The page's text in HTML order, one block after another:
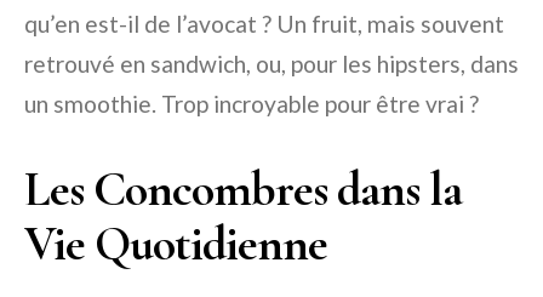
qu’en est-il de l’avocat ? Un fruit, mais souvent
retrouvé en sandwich, ou, pour les hipsters, dans
un smoothie. Trop incroyable pour être vrai ?
Les Concombres dans la
Vie Quotidienne